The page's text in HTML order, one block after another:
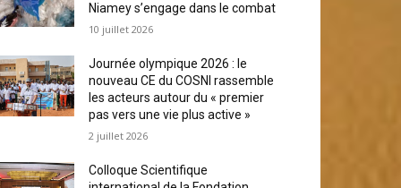
Niamey s’engage dans le combat
10 juillet 2026
Journée olympique 2026 : le
nouveau CE du COSNI rassemble
les acteurs autour du « premier
pas vers une vie plus active »
2 juillet 2026
Colloque Scientifique